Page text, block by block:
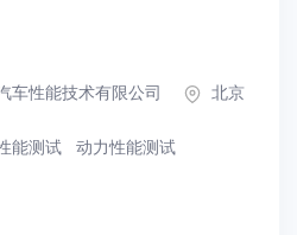
车性能技术有限公司
北京
能测试 动力性能测试